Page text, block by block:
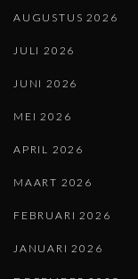
AUGUSTUS 2026
JULI 2026
JUNI 2026
MEI 2026
APRIL 2026
MAART 2026
FEBRUARI 2026
JANUARI 2026